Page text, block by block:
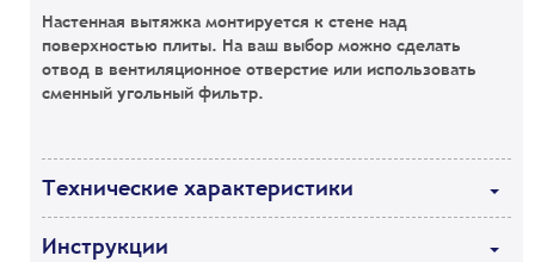
Настенная вытяжка монтируется к стене над
поверхностью плиты. На ваш выбор можно сделать
отвод в вентиляционное отверстие или использовать
сменный угольный фильтр.
Технические характеристики
Инструкции